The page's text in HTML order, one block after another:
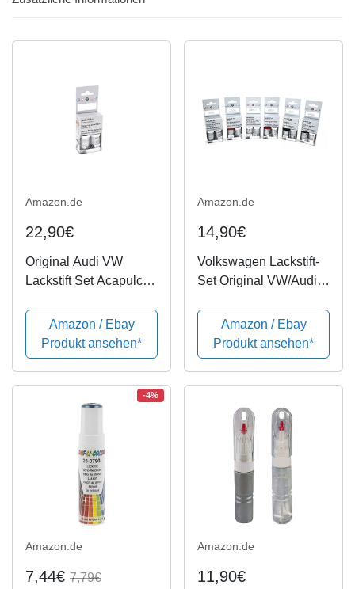
Amazon.de
22,90€
Original Audi VW
Lackstift Set Acapulco
Amazon / Ebay
Produkt ansehen*
Amazon.de
14,90€
Volkswagen Lackstift-
Set Original VW/Audi
Lackstifte [Angabe 17-
stellige
Fahrzeugidentnummer
erforderlich]
Amazon / Ebay
Produkt ansehen*
-4%
Amazon.de
7,44€ 7,79€
Amazon.de
11,90€